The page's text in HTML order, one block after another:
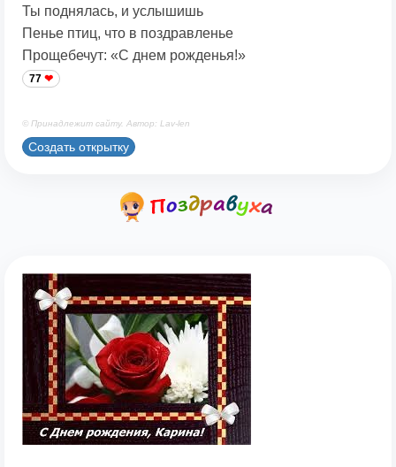
Ты поднялась, и услышишь
Пенье птиц, что в поздравленье
Прощебечут: «С днем рожденья!»
77
© Принадлежит сайту. Автор: Lav-len
Создать открытку